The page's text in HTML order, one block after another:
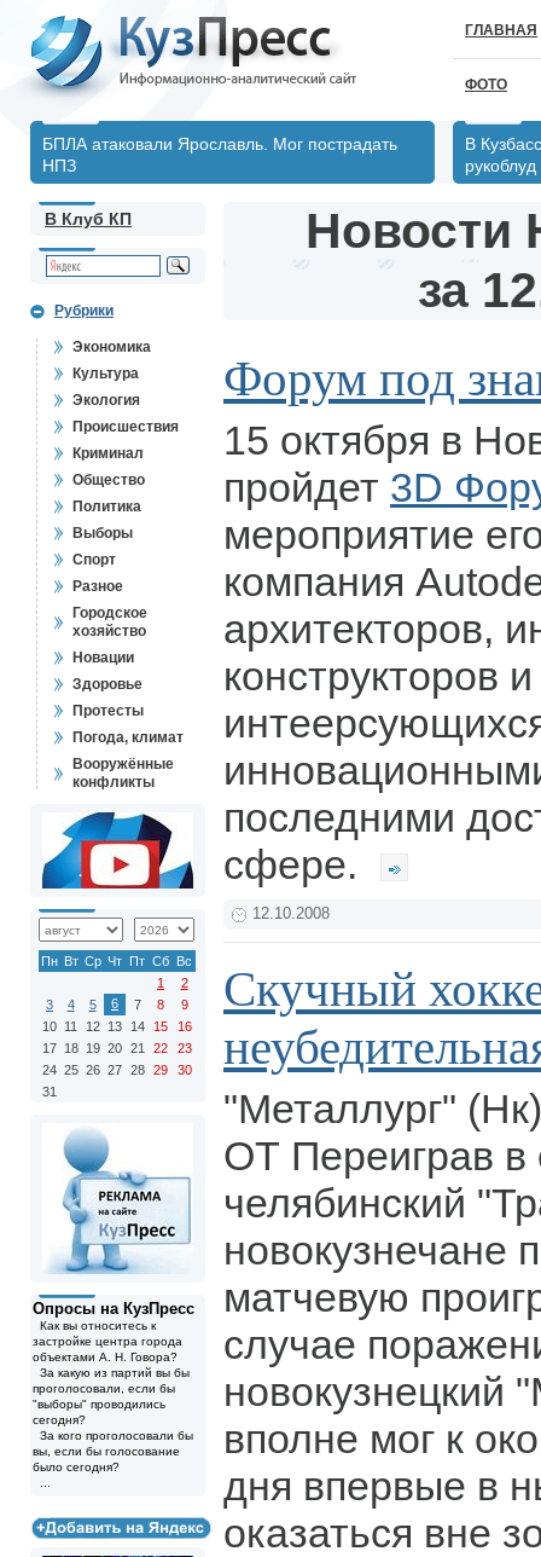
ГЛАВНАЯ
ФОТО
БПЛА атаковали Ярославль. Мог пострадать
НПЗ
В
рукоблуд
В Клуб КП
Рубрики
Экономика
Культура
Экология
Происшествия
Криминал
Общество
Политика
Выборы
Спорт
Разное
Городское
хозяйство
Новации
Здоровье
Протесты
Погода, климат
Вооружённые
конфликты
Пн Вт Ср Чт Пт Сб Вс
1
2
3
4 5 6 7 8
9
10 11 12 13 14 15
16
17 18 19 20 21 22
23
24 25 26 27 28 29
30
31
Опросы на КузПресс
Как вы относитесь к
застройке центра города
объектами А. Н. Говора?
За какую из партий вы бы
проголосовали, если бы
"выборы" проводились
сегодня?
За кого проголосовали бы
вы, если бы голосование
было сегодня?
Новости
за
Форум под
15 октября в
пройдет 3D
мероприятие
компания
архитекторов,
конструкторов
последними
сфере.
12.10.2008
Скучный
"Металлург"
ОТ Переиграв в
челябинский
новокузнечане
матчевую
случае
новокузнецкий
вполне мог к
дня впервые в
оказаться вне